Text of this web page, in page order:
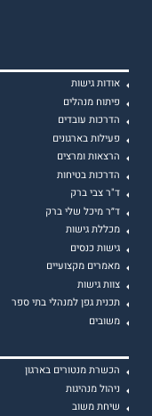
אודות גישות
פיתוח מנהלים
הדרכות עובדים
פעילות בארגונים
הרצאות ומרצים
הדרכות בטיחות
ד"ר צבי ברק
ד״ר מיכל שלי ברק
מכללת גישות
גישות כנסים
מאמרים מקצועיים
צוות גישות
תכנית גפן למנהלי בתי ספר
משובים
הכשרת מנטורים בארגון
ניהול מנהיגות
שיחת משוב